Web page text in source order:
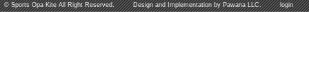
©Sports Opa KiteAll Right Reserved. Design and Implementation byPawana LLC. login